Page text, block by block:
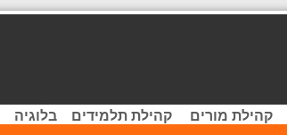
קהילת מורים קהילת תלמידים בלוגיה